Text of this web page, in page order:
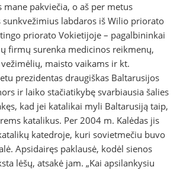
mane pakviečia, o aš per metus
labdaros iš Wilio priorato
priorato Vokietijoje – pagalbininkai
firmų surenka medicinos reikmenų,
maisto vaikams ir kt.
prezidentas draugiškas Baltarusijos
ir laiko stačiatikybę svarbiausia šalies
kad jei katalikai myli Baltarusiją taip,
katalikus. Per 2004 m. Kalėdas jis
katedroje, kuri sovietmečiu buvo
Apsidairęs paklausė, kodėl sienos
lėšų, atsakė jam. „Kai apsilankysiu